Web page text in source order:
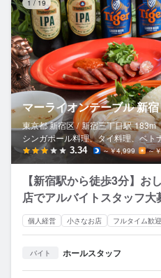
1 / 19
マーライオンテーブル 新宿
東京都 新宿区 / 新宿三丁目駅 183m
シンガポール料理、タイ料理、ベト
3.34 ～￥4,999 ～
【新宿駅から徒歩3分】お
店でアルバイトスタッフ
個人経営 小さなお店 フルタイム歓迎
バイト ホールスタッフ